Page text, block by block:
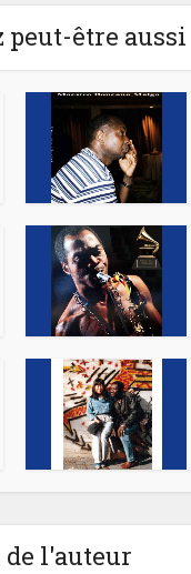
peut-être aussi
de l'auteur